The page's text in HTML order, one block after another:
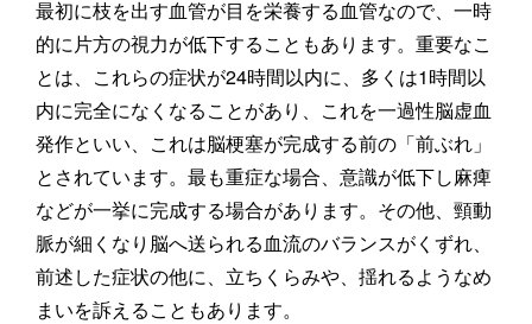
最初に枝を出す血管が目を栄養する血管なので、一時
的に片方の視力が低下することもあります。重要なこ
とは、これらの症状が24時間以内に、多くは1時間以
内に完全になくなることがあり、これを一過性脳虚血
発作といい、これは脳梗塞が完成する前の「前ぶれ」
とされています。最も重症な場合、意識が低下し麻痺
などが一挙に完成する場合があります。その他、頸動
脈が細くなり脳へ送られる血流のバランスがくずれ、
前述した症状の他に、立ちくらみや、揺れるようなめ
まいを訴えることもあります。